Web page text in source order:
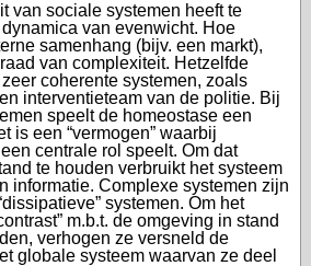
van sociale systemen heeft te
van evenwicht. Hoe
samenhang (bijv. een markt),
van complexiteit. Hetzelfde
coherente systemen, zoals
interventieteam van de politie. Bij
speelt de homeostase een
is een “vermogen” waarbij
centrale rol speelt. Om dat
te houden verbruikt het systeem
informatie. Complexe systemen zijn
systemen. Om het
m.b.t. de omgeving in stand
verhogen ze versneld de
globale systeem waarvan ze deel